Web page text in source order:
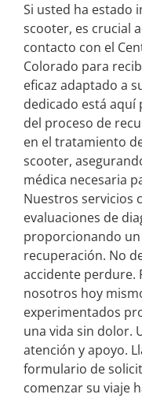
Si usted ha estado
scooter, es crucial
contacto con el
Colorado para
eficaz adaptado a
dedicado está aquí
del proceso de
en el tratamiento
scooter,
médica necesaria
Nuestros servicios
evaluaciones de
proporcionando
recuperación. No
accidente perdure.
nosotros hoy
experimentados
una vida sin dolor.
atención y apoyo.
formulario de
comenzar su viaje